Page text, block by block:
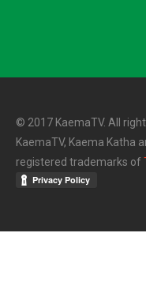
© 2017 KaemaTV. All
KaemaTV, Kaema Katha
registered trademarks of